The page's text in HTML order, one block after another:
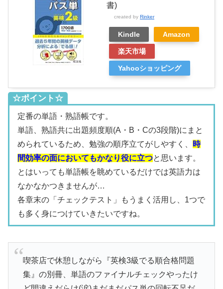
書)
created by Rinker
Kindle Amazon
楽天市場
Yahooショッピング
☆ポイント☆
定番の単語・熟語帳です。
単語、熟語共に出題頻度順(A・B・Cの3段階)にまと
められているため、勉強の順序立てがしやすく、
時
間効率の面においてもかなり役に立つと思います。
とはいっても単語帳を眺めているだけでは英語力は
なかなかつきませんが…
各章末の「チェックテスト」もうまく活用し、1つで
も多く身につけていきたいですね。
喫茶店で休憩しながら『英検3級でる順合格問題
集』の別冊、単語のファイナルチェックやったけ